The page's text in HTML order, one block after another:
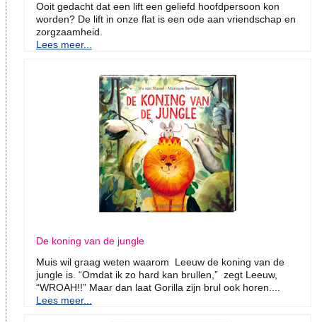
Ooit gedacht dat een lift een geliefd hoofdpersoon kon
worden? De lift in onze flat is een ode aan vriendschap en
zorgzaamheid.
Lees meer...
De koning van de jungle
Muis wil graag weten waarom Leeuw de koning van de
jungle is. “Omdat ik zo hard kan brullen,” zegt Leeuw,
“WROAH!!” Maar dan laat Gorilla zijn brul ook horen....
Lees meer...